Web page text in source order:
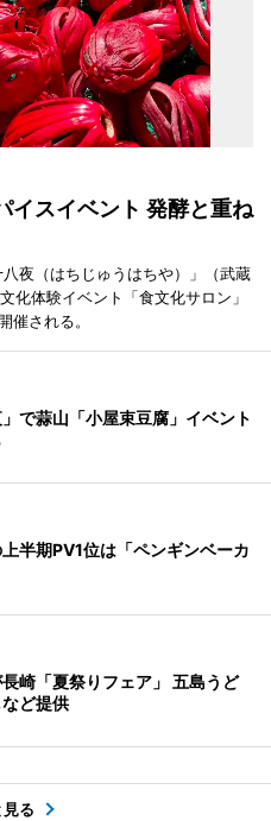
イスイベント 発酵と重ね
夜（はちじゅうはちや）」（武蔵
化体験イベント「食文化サロン」
催される。
で蒜山「小屋束豆腐」イベント
半期PV1位は「ペンギンベーカ
崎「夏祭りフェア」 五島うど
ど提供
見る